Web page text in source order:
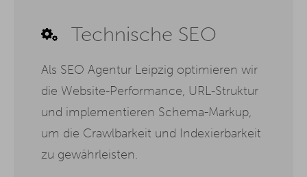
Technische SEO
Als SEO Agentur Leipzig optimieren wir
die Website-Performance, URL-Struktur
und implementieren Schema-Markup,
um die Crawlbarkeit und Indexierbarkeit
zu gewährleisten.